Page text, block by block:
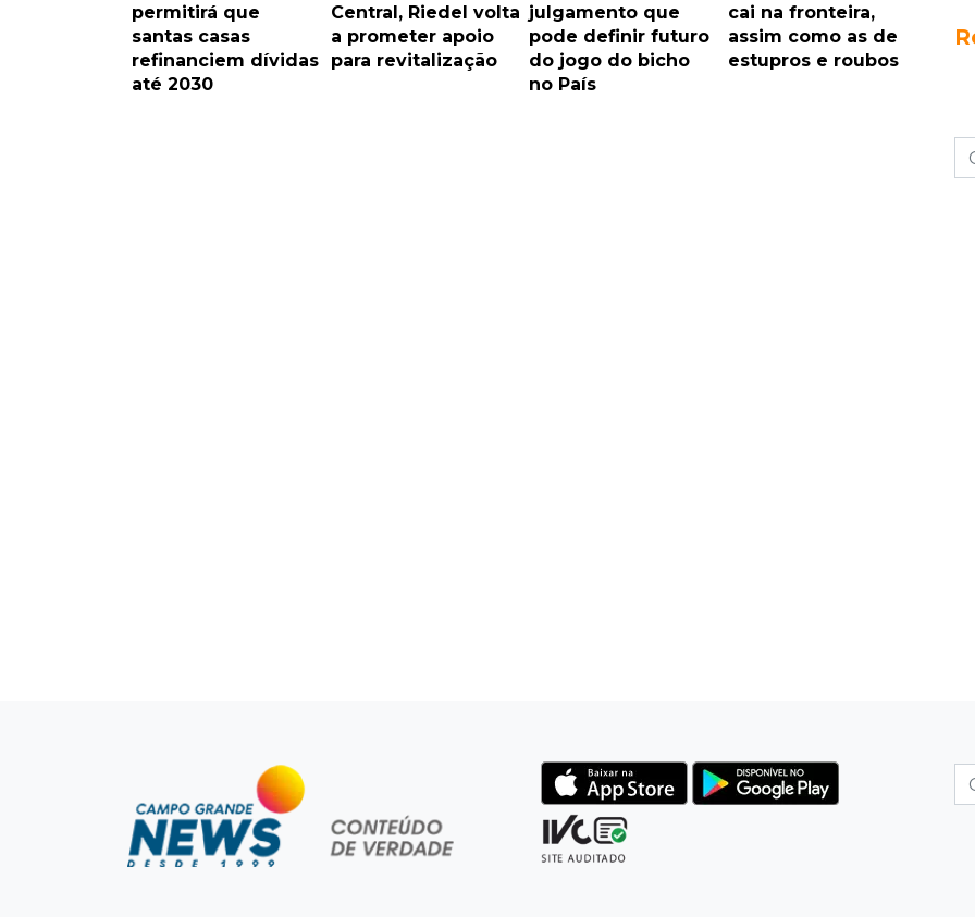
permitirá que
santas casas
refinanciem dívidas
até 2030
Central, Riedel volta
a prometer apoio
para revitalização
julgamento que
pode definir futuro
do jogo do bicho
no País
cai na fronteira,
assim como as de
estupros e roubos